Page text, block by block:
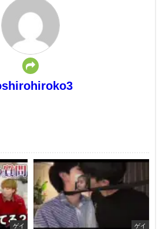
ゲイ ゲイ